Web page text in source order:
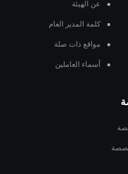
عن الهيئة
كلمة المدير العام
مواقع ذات صلة
أسماء العاملين